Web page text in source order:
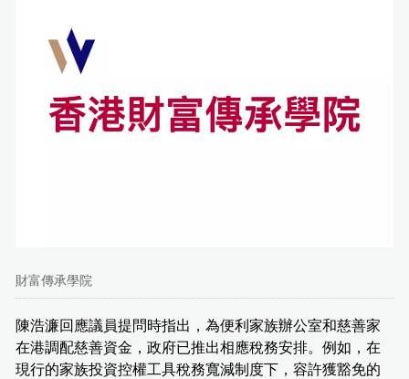
財富傳承學院
陳浩濂回應議員提問時指出，為便利家族辦公室和慈善家
在港調配慈善資金，政府已推出相應稅務安排。例如，在
現行的家族投資控權工具稅務寬減制度下，容許獲豁免的